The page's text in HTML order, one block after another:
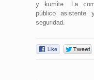
y kumite. La
público asistente
seguridad.